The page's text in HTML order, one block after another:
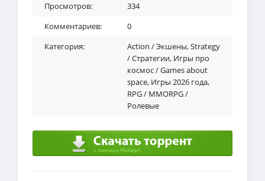
Просмотров:
334
Комментариев:
0
Категория:
Action / Экшены,Strategy
/ Стратегии, Игры про
коcмос / Games about
space, Игры 2026 года,
RPG / MMORPG /
Ролевые